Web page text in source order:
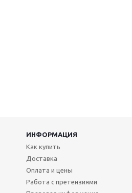
ИНФОРМАЦИЯ
Как купить
Доставка
Оплата и цены
Работа с претензиями